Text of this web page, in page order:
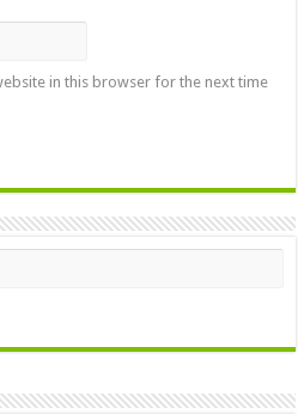
in this browser for the next time